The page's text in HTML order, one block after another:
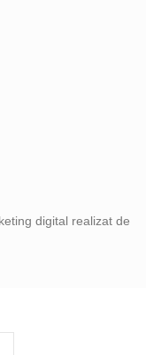
digital realizat de